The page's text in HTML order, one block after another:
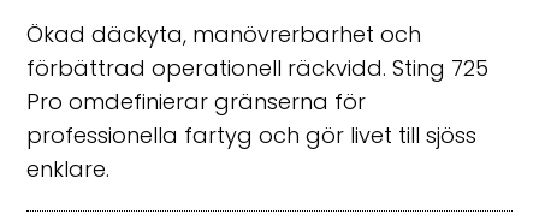
Ökad däckyta, manövrerbarhet och
förbättrad operationell räckvidd. Sting 725
Pro omdefinierar gränserna för
professionella fartyg och gör livet till sjöss
enklare.